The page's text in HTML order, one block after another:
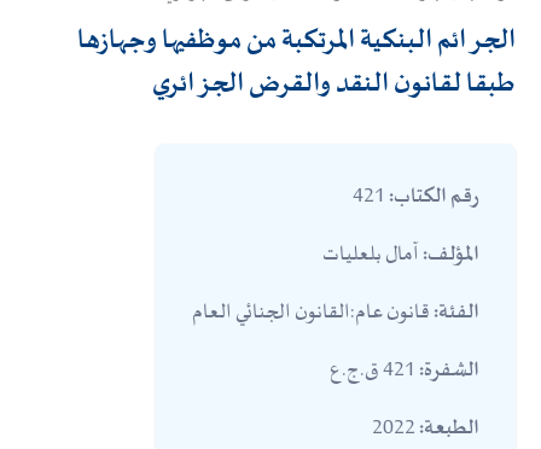
الجرائم البنكية المرتكبة من موظفيها وجهازها
طبقا لقانون النقد والقرض الجزائري
رقم الكتاب:
المؤلف:آمال بلعليات
الفئة:قانون عام:القانون الجنائي العام
الشفرة:
الطبعة: